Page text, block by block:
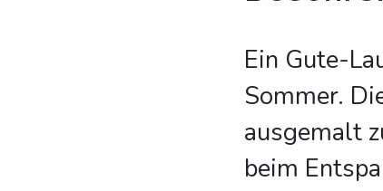
Ein Gute-
Sommer.
ausgemalt
beim